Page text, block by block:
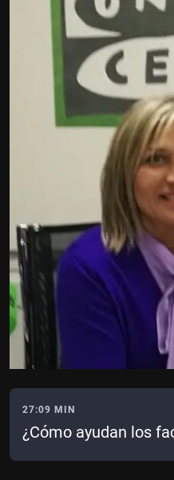
27:09 MIN
¿Cómo ayudan los